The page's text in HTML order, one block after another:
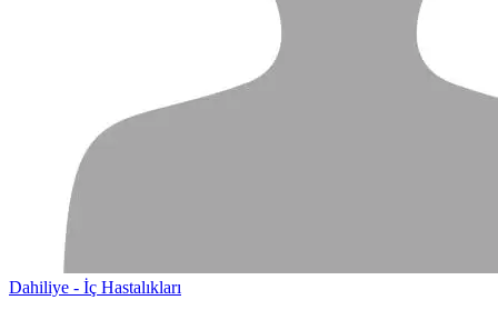
Dahiliye - İç Hastalıkları